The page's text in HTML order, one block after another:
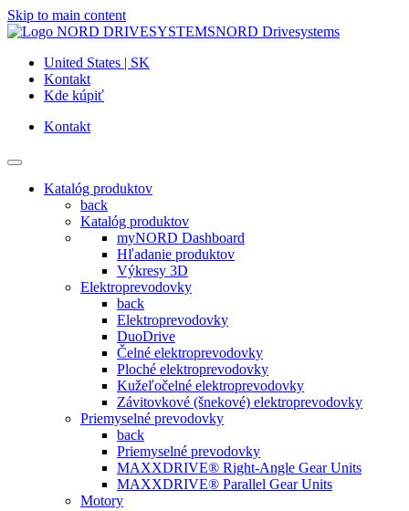
Skip to main content
NORD Drivesystems
United States | SK
Kontakt
Kde kúpiť
Kontakt
Katalóg produktov
back
Katalóg produktov
myNORD Dashboard
Hľadanie produktov
Výkresy 3D
Elektroprevodovky
back
Elektroprevodovky
DuoDrive
Čelné elektroprevodovky
Ploché elektroprevodovky
Kužeľočelné elektroprevodovky
Závitovkové (šnekové) elektroprevodovky
Priemyselné prevodovky
back
Priemyselné prevodovky
MAXXDRIVE® Right-Angle Gear Units
MAXXDRIVE® Parallel Gear Units
Motory